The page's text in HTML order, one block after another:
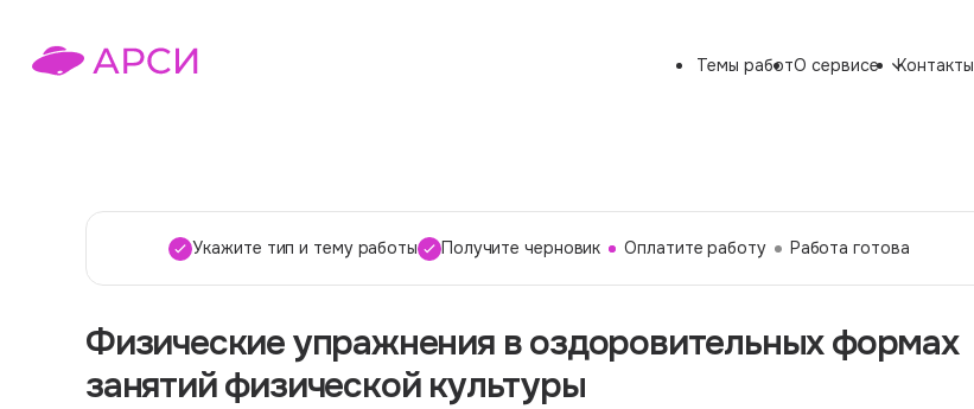
Темы работО сервисе Контакты
Укажите тип и тему работы Получите черновик Оплатите работу Работа готова
Физические упражнения в оздоровительных формах
занятий физической культуры